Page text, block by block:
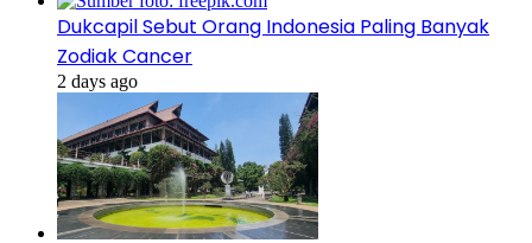
Dukcapil Sebut Orang Indonesia Paling Banyak
Zodiak Cancer
2 days ago